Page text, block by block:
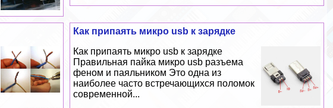
Как припаять микро usb к зарядке
Как припаять микро usb к зарядке
Правильная пайка микро usb разъема
феном и паяльником Это одна из
наиболее часто встречающихся поломок
современной...